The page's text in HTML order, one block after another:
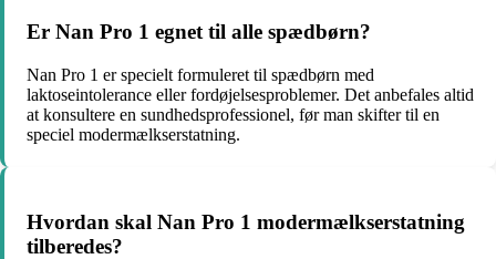
Er Nan Pro 1 egnet til alle spædbørn?
Nan Pro 1 er specielt formuleret til spædbørn med
laktoseintolerance eller fordøjelsesproblemer. Det anbefales altid
at konsultere en sundhedsprofessionel, før man skifter til en
speciel modermælkserstatning.
Hvordan skal Nan Pro 1 modermælkserstatning
tilberedes?